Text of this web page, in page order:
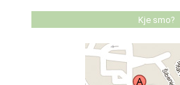
Kje smo?